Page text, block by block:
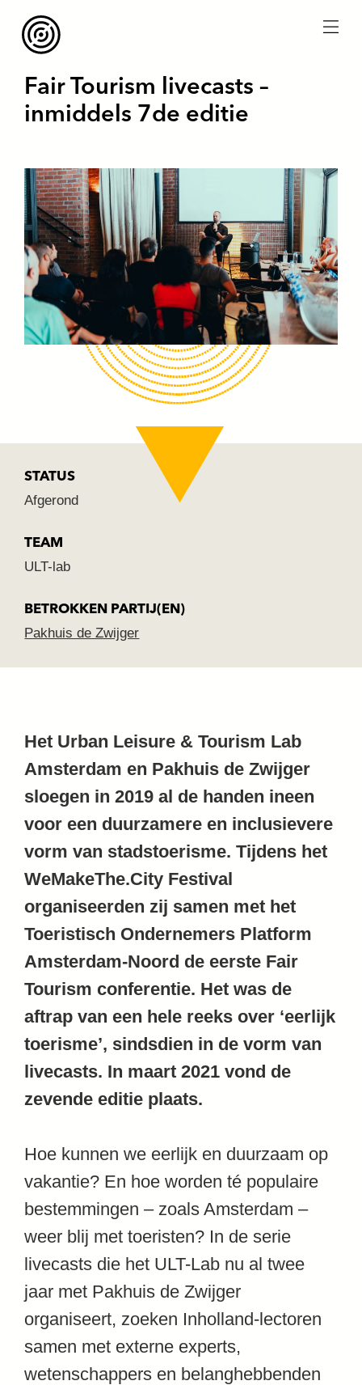
Fair Tourism livecasts –
inmiddels 7de editie
STATUS
Afgerond
TEAM
ULT-lab
BETROKKEN PARTIJ(EN)
Pakhuis de Zwijger
Het Urban Leisure & Tourism Lab
Amsterdam en Pakhuis de Zwijger
sloegen in 2019 al de handen ineen
voor een duurzamere en inclusievere
vorm van stadstoerisme. Tijdens het
WeMakeThe.City Festival
organiseerden zij samen met het
Toeristisch Ondernemers Platform
Amsterdam-Noord de eerste Fair
Tourism conferentie. Het was de
aftrap van een hele reeks over ‘eerlijk
toerisme’, sindsdien in de vorm van
livecasts. In maart 2021 vond de
zevende editie plaats.
Hoe kunnen we eerlijk en duurzaam op
vakantie? En hoe worden té populaire
bestemmingen – zoals Amsterdam –
weer blij met toeristen? In de serie
livecasts die het ULT-Lab nu al twee
jaar met Pakhuis de Zwijger
organiseert, zoeken Inholland-lectoren
samen met externe experts,
wetenschappers en belanghebbenden